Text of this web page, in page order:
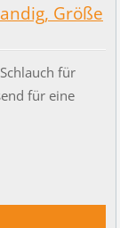
Größe
für
für eine